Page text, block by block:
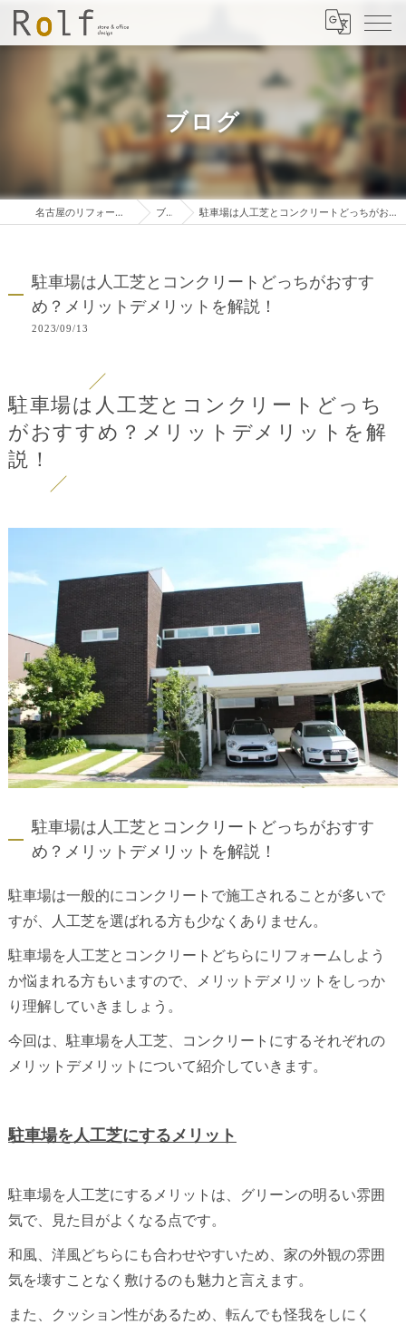
ブログ
名古屋のリフォームは株式会社ロルフ ブログ 駐車場は人工芝とコンクリートどっちがおすすめ？メリットデメリットを解説！
駐車場は人工芝とコンクリートどっちがおすす
め？メリットデメリットを解説！
2023/09/13
駐車場は人工芝とコンクリートどっち
がおすすめ？メリットデメリットを解
説！
駐車場は人工芝とコンクリートどっちがおすす
め？メリットデメリットを解説！
駐車場は一般的にコンクリートで施工されることが多いで
すが、人工芝を選ばれる方も少なくありません。
駐車場を人工芝とコンクリートどちらにリフォームしよう
か悩まれる方もいますので、メリットデメリットをしっか
り理解していきましょう。
今回は、駐車場を人工芝、コンクリートにするそれぞれの
メリットデメリットについて紹介していきます。
駐車場を人工芝にするメリット
駐車場を人工芝にするメリットは、グリーンの明るい雰囲
気で、見た目がよくなる点です。
和風、洋風どちらにも合わせやすいため、家の外観の雰囲
気を壊すことなく敷けるのも魅力と言えます。
また、クッション性があるため、転んでも怪我をしにく